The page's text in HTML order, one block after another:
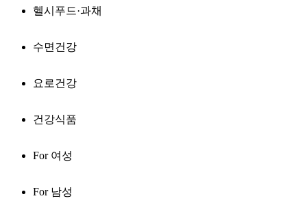
헬시푸드·과채
수면건강
요로건강
건강식품
For 여성
For 남성